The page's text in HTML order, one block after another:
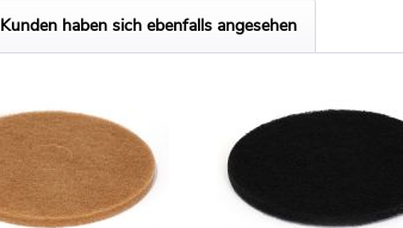
Kunden haben sich ebenfalls angesehen